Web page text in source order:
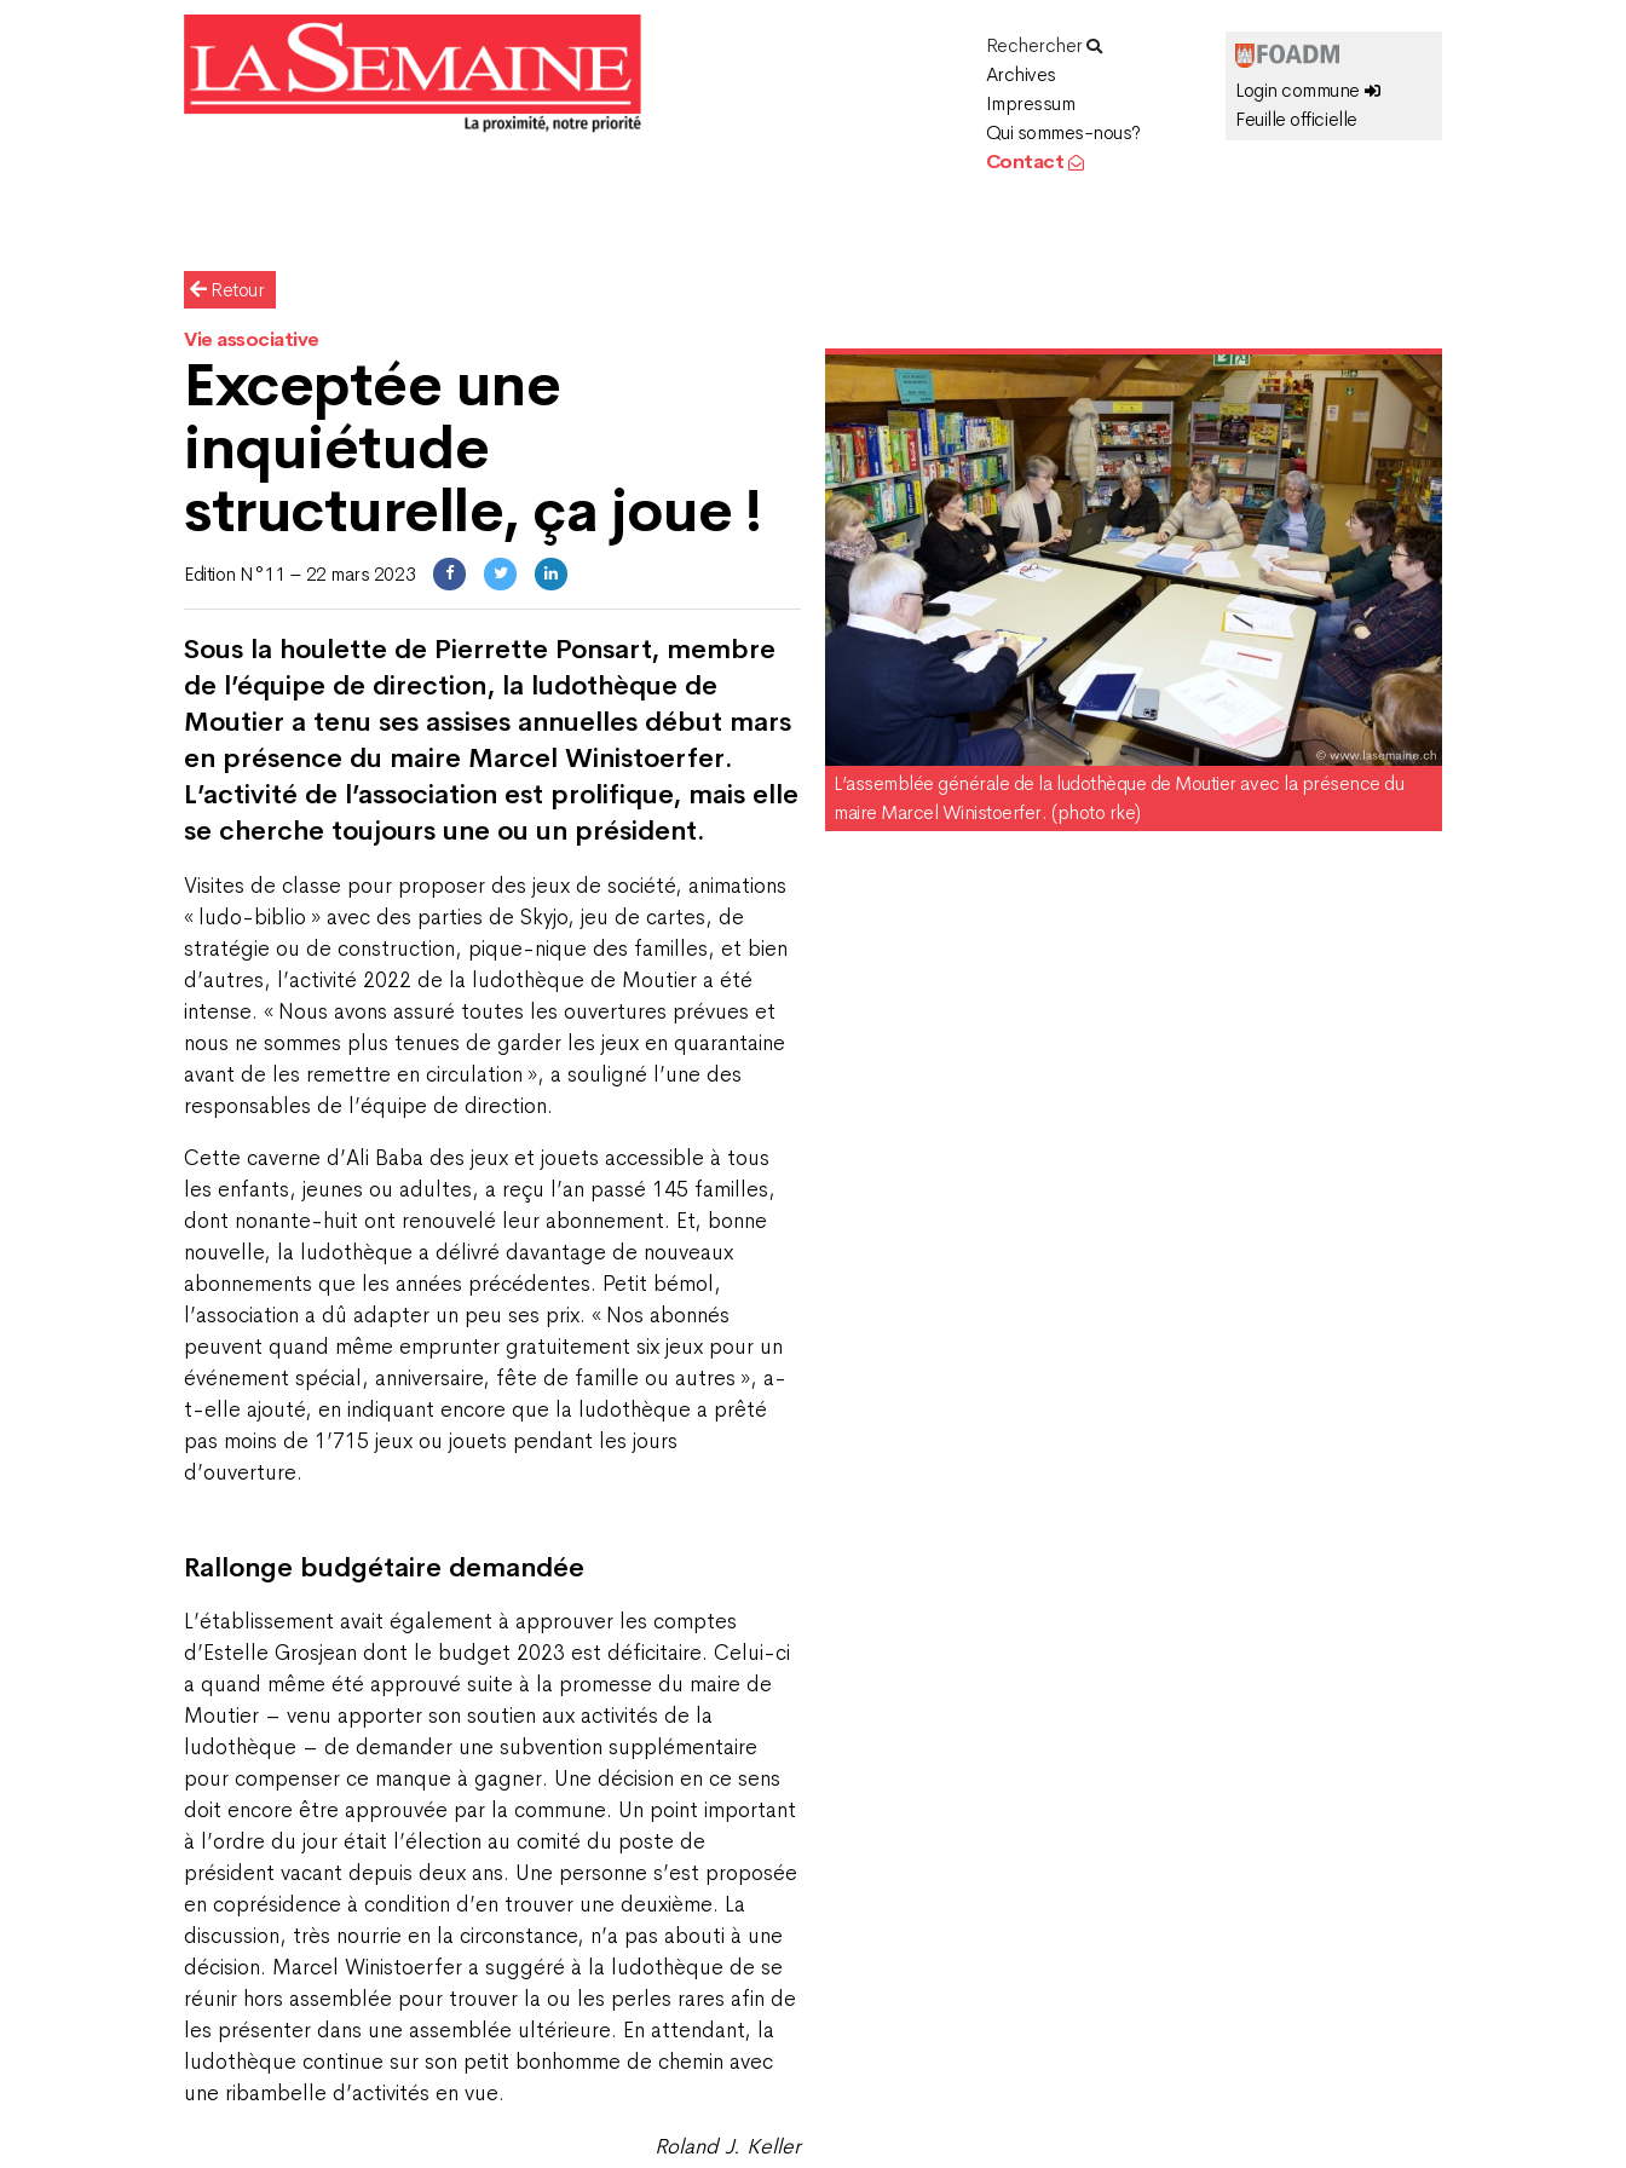
Rechercher
Archives
Impressum
Qui sommes-nous?
Contact
Login commune
Feuille officielle
Retour
Vie associative
Exceptée une
inquiétude
structurelle, ça joue !
Edition N°11 – 22 mars 2023
Sous la houlette de Pierrette Ponsart, membre
de l’équipe de direction, la ludothèque de
Moutier a tenu ses assises annuelles début mars
en présence du maire Marcel Winistoerfer.
L’activité de l’association est prolifique, mais elle
se cherche toujours une ou un président.
Visites de classe pour proposer des jeux de société, animations
« ludo-biblio » avec des parties de Skyjo, jeu de cartes, de
stratégie ou de construction, pique-nique des familles, et bien
d’autres, l’activité 2022 de la ludothèque de Moutier a été
intense. « Nous avons assuré toutes les ouvertures prévues et
nous ne sommes plus tenues de garder les jeux en quarantaine
avant de les remettre en circulation », a souligné l’une des
responsables de l’équipe de direction.
Cette caverne d’Ali Baba des jeux et jouets accessible à tous
les enfants, jeunes ou adultes, a reçu l’an passé 145 familles,
dont nonante-huit ont renouvelé leur abonnement. Et, bonne
nouvelle, la ludothèque a délivré davantage de nouveaux
abonnements que les années précédentes. Petit bémol,
l’association a dû adapter un peu ses prix. « Nos abonnés
peuvent quand même emprunter gratuitement six jeux pour un
événement spécial, anniversaire, fête de famille ou autres », a-
t-elle ajouté, en indiquant encore que la ludothèque a prêté
pas moins de 1’715 jeux ou jouets pendant les jours
d’ouverture.
Rallonge budgétaire demandée
L’établissement avait également à approuver les comptes
d’Estelle Grosjean dont le budget 2023 est déficitaire. Celui-ci
a quand même été approuvé suite à la promesse du maire de
Moutier – venu apporter son soutien aux activités de la
ludothèque – de demander une subvention supplémentaire
pour compenser ce manque à gagner. Une décision en ce sens
doit encore être approuvée par la commune. Un point important
à l’ordre du jour était l’élection au comité du poste de
président vacant depuis deux ans. Une personne s’est proposée
en coprésidence à condition d’en trouver une deuxième. La
discussion, très nourrie en la circonstance, n’a pas abouti à une
décision. Marcel Winistoerfer a suggéré à la ludothèque de se
réunir hors assemblée pour trouver la ou les perles rares afin de
les présenter dans une assemblée ultérieure. En attendant, la
ludothèque continue sur son petit bonhomme de chemin avec
une ribambelle d’activités en vue.
Roland J. Keller
L’assemblée générale de la ludothèque de Moutier avec la présence du
maire Marcel Winistoerfer. (photo rke)